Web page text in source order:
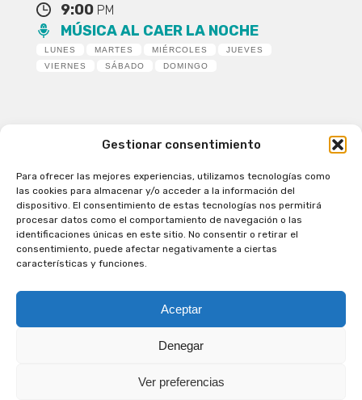
Gestionar consentimiento
Para ofrecer las mejores experiencias, utilizamos tecnologías como
las cookies para almacenar y/o acceder a la información del
dispositivo. El consentimiento de estas tecnologías nos permitirá
procesar datos como el comportamiento de navegación o las
identificaciones únicas en este sitio. No consentir o retirar el
consentimiento, puede afectar negativamente a ciertas
características y funciones.
Aceptar
Denegar
Ver preferencias
9:00 PM
MÚSICA AL CAER LA NOCHE
LUNES MARTES MIÉRCOLES
JUEVES
VIERNES
SÁBADO DOMINGO
Patagual Radio Digital 2026 - Todos los derechos
reservados
la Radio de Verdad
Cobertura
Programación
Síguenos en nuestras Redes Sociales